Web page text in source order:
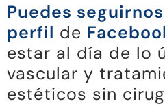
Puedes
perfil de
estar al día de lo
vascular y
estéticos sin